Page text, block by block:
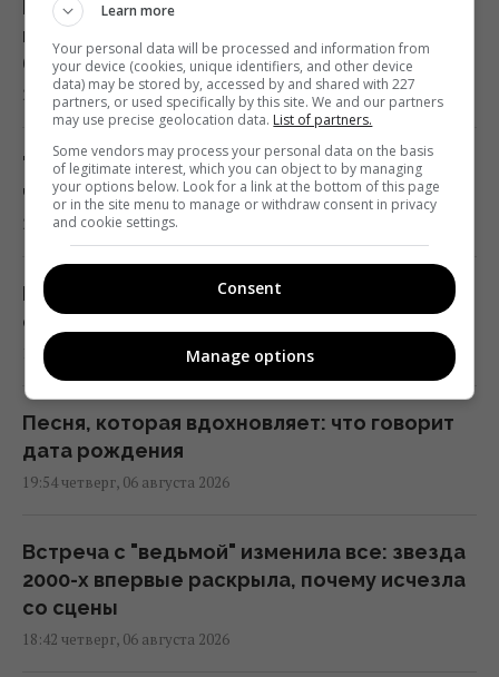
Китай окружил пустыню деревьями: спустя
несколько лет она начала поглощать
больше CO₂
20:52 четверг, 06 августа 2026
"Древний" римский театр, популярный
чреди туристов, оказался подделкой
20:49 четверг, 06 августа 2026
Никитюк с годовалым сыном укатила на
отдых в горы и нарвалась на хейт
19:57 четверг, 06 августа 2026
Песня, которая вдохновляет: что говорит
дата рождения
19:54 четверг, 06 августа 2026
Встреча с "ведьмой" изменила все: звезда
2000-х впервые раскрыла, почему исчезла
со сцены
18:42 четверг, 06 августа 2026
Learn more
Your personal data will be processed and information from
your device (cookies, unique identifiers, and other device
data) may be stored by, accessed by and shared with 227
partners, or used specifically by this site. We and our partners
may use precise geolocation data. List of partners.
Some vendors may process your personal data on the basis
of legitimate interest, which you can object to by managing
your options below. Look for a link at the bottom of this page
or in the site menu to manage or withdraw consent in privacy
and cookie settings.
Consent
Manage options